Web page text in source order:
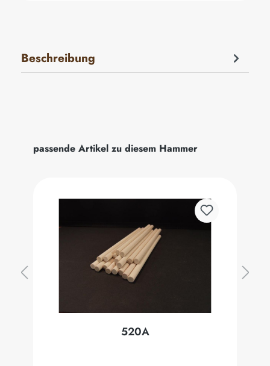
Beschreibung
Produktgalerie überspringen
passende Artikel zu diesem Hammer
520A